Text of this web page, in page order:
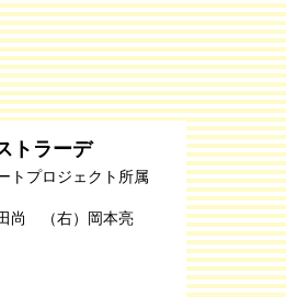
トラーデ
トプロジェクト所属
田尚 （右）岡本亮